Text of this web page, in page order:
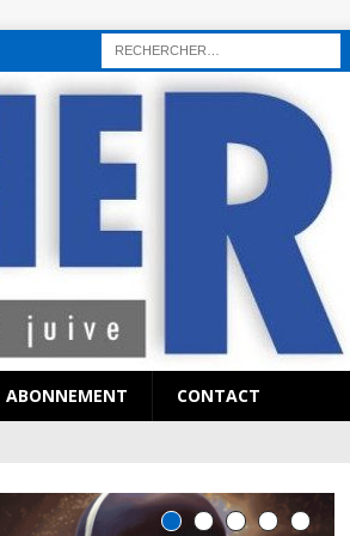
sex hattı telefonda seks numara
ABONNEMENT CONTACT